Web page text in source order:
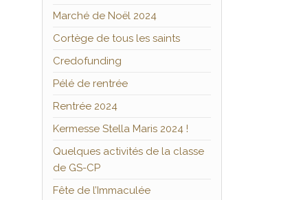
Marché de Noël 2024
Cortège de tous les saints
Credofunding
Pélé de rentrée
Rentrée 2024
Kermesse Stella Maris 2024 !
Quelques activités de la classe
de GS-CP
Fête de l’Immaculée